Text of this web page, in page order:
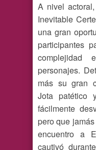
A nivel
Inevitable
una gran
participantes
personajes.
más su gran
Jota patético
fácilmente
pero que
encuentro a
cautivó